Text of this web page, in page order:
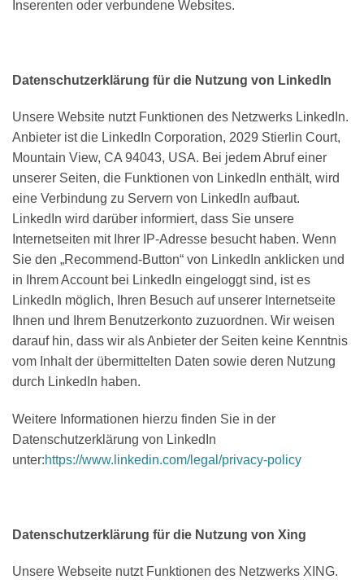
Inserenten oder verbundene Websites.
Datenschutzerklärung für die Nutzung von LinkedIn
Unsere Website nutzt Funktionen des Netzwerks LinkedIn.
Anbieter ist die LinkedIn Corporation, 2029 Stierlin Court,
Mountain View, CA 94043, USA. Bei jedem Abruf einer
unserer Seiten, die Funktionen von LinkedIn enthält, wird
eine Verbindung zu Servern von LinkedIn aufbaut.
LinkedIn wird darüber informiert, dass Sie unsere
Internetseiten mit Ihrer IP-Adresse besucht haben. Wenn
Sie den „Recommend-Button“ von LinkedIn anklicken und
in Ihrem Account bei LinkedIn eingeloggt sind, ist es
LinkedIn möglich, Ihren Besuch auf unserer Internetseite
Ihnen und Ihrem Benutzerkonto zuzuordnen. Wir weisen
darauf hin, dass wir als Anbieter der Seiten keine Kenntnis
vom Inhalt der übermittelten Daten sowie deren Nutzung
durch LinkedIn haben.
Weitere Informationen hierzu finden Sie in der
Datenschutzerklärung von LinkedIn
unter:https://www.linkedin.com/legal/privacy-policy
Datenschutzerklärung für die Nutzung von Xing
Unsere Webseite nutzt Funktionen des Netzwerks XING.